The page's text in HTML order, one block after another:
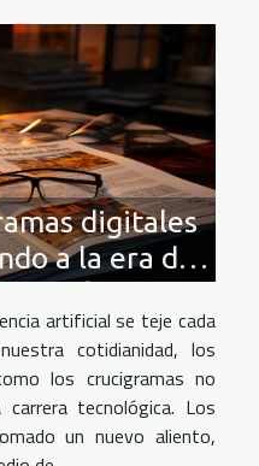
digitales
a la era de
artificial se teje cada
cotidianidad, los
los crucigramas no
tecnológica. Los
un nuevo aliento,